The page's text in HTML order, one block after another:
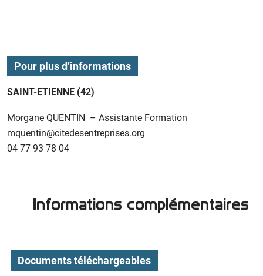
Pour plus d’informations
SAINT-ETIENNE (42)
Morgane QUENTIN – Assistante Formation
mquentin@citedesentreprises.org
04 77 93 78 04
Informations complémentaires
Documents téléchargeables